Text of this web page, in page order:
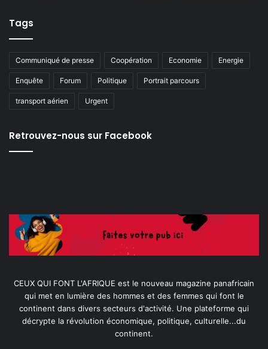
Tags
Communiqué de presse Coopération Economie Energie
Enquête Forum Politique Portrait parcours
transport aérien Urgent
Retrouvez-nous sur Facebook
CEUX QUI FONT L'AFRIQUE est le nouveau magazine panafricain
qui met en lumière des hommes et des femmes qui font le
continent dans divers secteurs d'activité. Une plateforme qui
décrypte la révolution économique, politique, culturelle...du
continent.